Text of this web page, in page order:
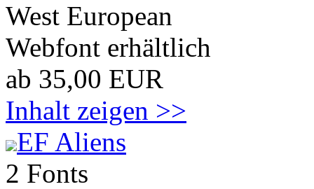
West European
Webfont erhältlich
ab 35,00 EUR
Inhalt zeigen >>
EF Aliens
2 Fonts